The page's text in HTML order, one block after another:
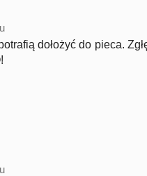
dołożyć do pieca.